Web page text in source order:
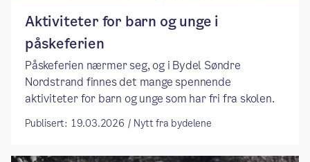
Aktiviteter for barn og unge i
påskeferien
Påskeferien nærmer seg, og i Bydel Søndre
Nordstrand finnes det mange spennende
aktiviteter for barn og unge som har fri fra skolen.
Publisert: 19.03.2026 / Nytt fra bydelene